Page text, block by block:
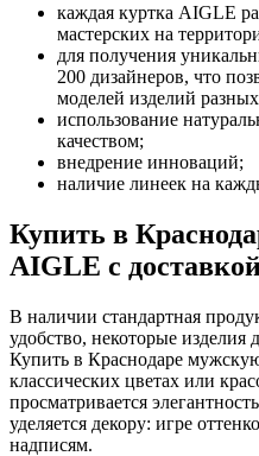
каждая куртка AIGLE
мастерских на
для получения
200 дизайнеров, что
моделей изделий
использование
качеством;
внедрение инноваций;
наличие линеек на
Купить в
AIGLE с
В наличии стандартная
удобство, некоторые
Купить в Краснодаре
классических цветах или
просматривается
уделяется декору: игре
надписям.